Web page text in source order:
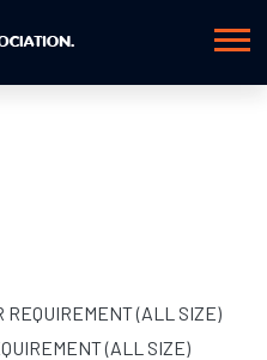
REQUIREMENT (ALL SIZE)
(ALL SIZE)